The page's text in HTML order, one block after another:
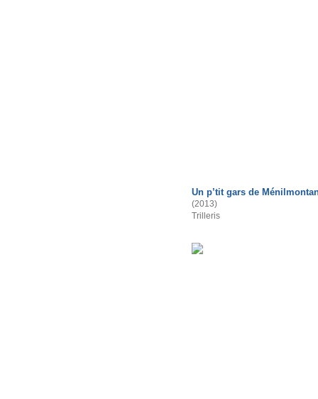
Un p’tit gars de
(2013)
Trilleris